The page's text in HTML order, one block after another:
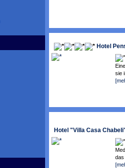
Hotel
sie
Hotel "Villa Casa
das